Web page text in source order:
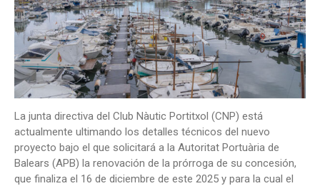
La junta directiva del Club Nàutic Portitxol (CNP) está
actualmente ultimando los detalles técnicos del nuevo
proyecto bajo el que solicitará a la Autoritat Portuària de
Balears (APB) la renovación de la prórroga de su concesión,
que finaliza el 16 de diciembre de este 2025 y para la cual el